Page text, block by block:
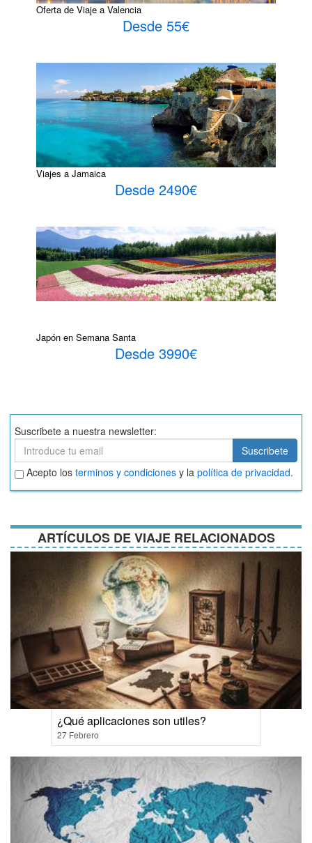
Oferta de Viaje a Valencia
Desde 55€
Viajes a Jamaica
Desde 2490€
Japón en Semana Santa
Desde 3990€
Suscribete a nuestra newsletter:
Suscribete
Suscribete
Aceptar
términos
y
Acepto los terminos y condiciones y la política de privacidad.
ARTÍCULOS DE VIAJE RELACIONADOS
¿Qué aplicaciones son utiles?
27 Febrero